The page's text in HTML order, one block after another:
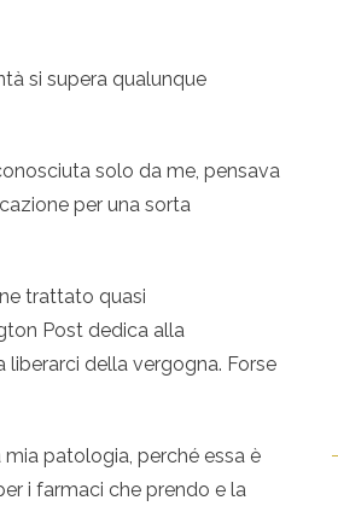
si supera qualunque
solo da me, pensava
per una sorta
trattato quasi
Post dedica alla
liberarci della vergogna. Forse
patologia, perché essa è
i farmaci che prendo e la